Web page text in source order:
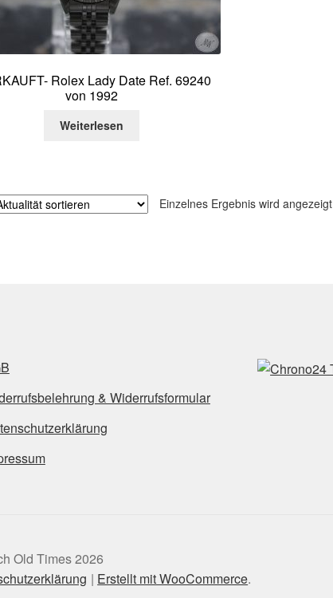
Rolex Lady Date Ref. 69240
von 1992
Weiterlesen
Einzelnes Ergebnis wird angezeigt
& Widerrufsformular
Old Times 2026
Erstellt mit WooCommerce.